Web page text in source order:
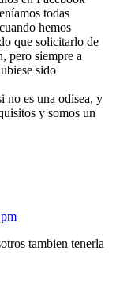
todas
hemos
que solicitarlo de
pero siempre a
sido
no es una odisea, y
y somos un
tambien tenerla